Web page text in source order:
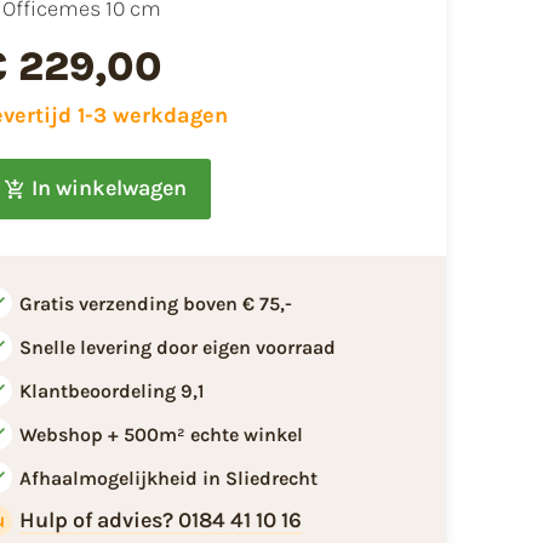
Officemes 10 cm
229,00
1-3 werkdagen
In winkelwagen
Gratis verzending boven € 75,-
Snelle levering door eigen voorraad
Klantbeoordeling 9,1
Webshop + 500m² echte winkel
Afhaalmogelijkheid in Sliedrecht
Hulp of advies? 0184 41 10 16